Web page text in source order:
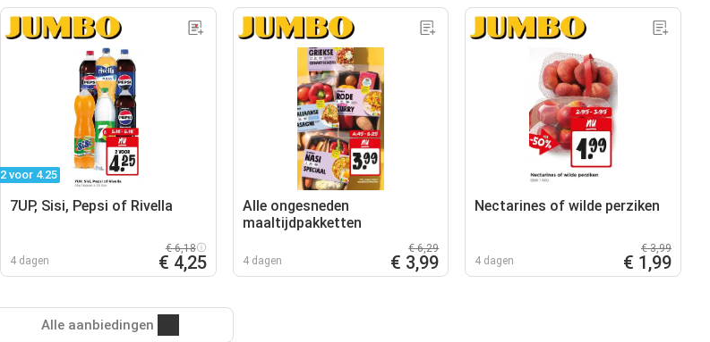
2 voor 4.25
7UP, Sisi, Pepsi of Rivella
4 dagen
€ 6,18
€ 4,25
Alle ongesneden
maaltijdpakketten
4 dagen
€ 6,29
€ 3,99
Nectarines of wilde perziken
4 dagen
€ 3,99
€ 1,99
Alle aanbiedingen